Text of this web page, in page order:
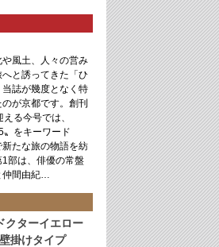
や風土、人々の営み
へと誘ってきた「ひ
当誌が幾度となく特
が京都です。創刊
る今号では、
〟をキーワード
新たな旅の物語を紡
1部は、俳優の常盤
仲間由紀…
ターイエロー
掛けタイプ